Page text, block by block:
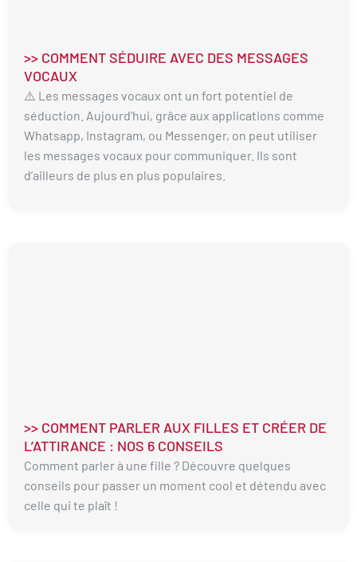
>> COMMENT SÉDUIRE AVEC DES MESSAGES
VOCAUX
⚠️ Les messages vocaux ont un fort potentiel de
séduction. Aujourd’hui, grâce aux applications comme
Whatsapp, Instagram, ou Messenger, on peut utiliser
les messages vocaux pour communiquer. Ils sont
d’ailleurs de plus en plus populaires.
>> COMMENT PARLER AUX FILLES ET CRÉER DE
L’ATTIRANCE : NOS 6 CONSEILS
Comment parler à une fille ? Découvre quelques
conseils pour passer un moment cool et détendu avec
celle qui te plaît !